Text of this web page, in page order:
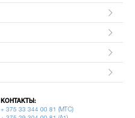
КОНТАКТЫ:
+ 375 33 344 00 81 (МТС)